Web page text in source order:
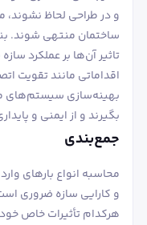
و در طراحی لحاظ
ساختمان منتهی شوند.
تاثیر آن‌ها بر عملکرد
اقداماتی مانند تقویت
بهینه‌سازی سیستم‌های
بگیرند و از ایمنی و
جمع‌بندی
محاسبه انواع بارهای
و کارایی سازه ضروری
هرکدام تأثیرات خاص